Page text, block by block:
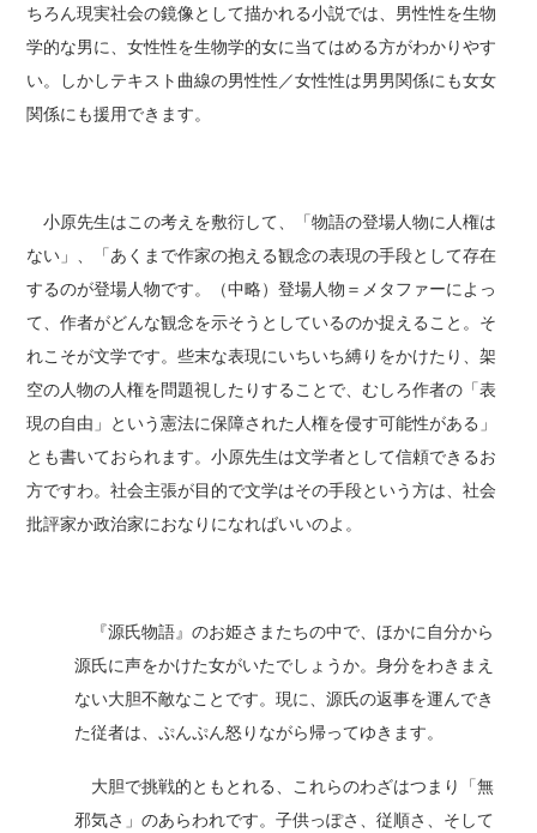
ちろん現実社会の鏡像として描かれる小説では、男性性を生物
学的な男に、女性性を生物学的女に当てはめる方がわかりやす
い。しかしテキスト曲線の男性性／女性性は男男関係にも女女
関係にも援用できます。
小原先生はこの考えを敷衍して、「物語の登場人物に人権は
ない」、「あくまで作家の抱える観念の表現の手段として存在
するのが登場人物です。（中略）登場人物＝メタファーによっ
て、作者がどんな観念を示そうとしているのか捉えること。そ
れこそが文学です。些末な表現にいちいち縛りをかけたり、架
空の人物の人権を問題視したりすることで、むしろ作者の「表
現の自由」という憲法に保障された人権を侵す可能性がある」
とも書いておられます。小原先生は文学者として信頼できるお
方ですわ。社会主張が目的で文学はその手段という方は、社会
批評家か政治家におなりになればいいのよ。
『源氏物語』のお姫さまたちの中で、ほかに自分から
源氏に声をかけた女がいたでしょうか。身分をわきまえ
ない大胆不敵なことです。現に、源氏の返事を運んでき
た従者は、ぷんぷん怒りながら帰ってゆきます。
大胆で挑戦的ともとれる、これらのわざはつまり「無
邪気さ」のあらわれです。子供っぽさ、従順さ、そして